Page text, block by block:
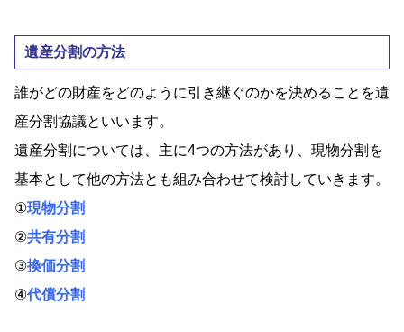
遺産分割の方法
誰がどの財産をどのように引き継ぐのかを決めることを遺
産分割協議といいま す。
遺産分割については、主に4つの方法があり、現物分割を
基本として他の方法とも組み合わせて検討していきます。
①現物分割
②共有分割
③換価分割
④代償分割